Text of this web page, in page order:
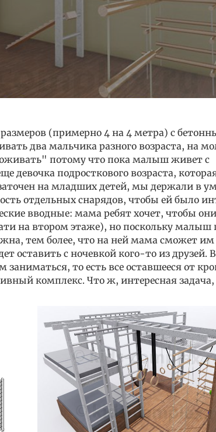
(примерно 4 на 4 метра) с
два мальчика разного возраста, на
потому что пока малыш живет с
девочка подросткового возраста,
на младших детей, мы держали в
отдельных снарядов, чтобы ей было
вводные: мама ребят хочет, чтобы
на втором этаже), но поскольку малыш
тем более, что на ней мама сможет им
оставить с ночевкой кого-то из друзей.
заниматься, то есть все оставшееся от
комплекс. Что ж, интересная задача,